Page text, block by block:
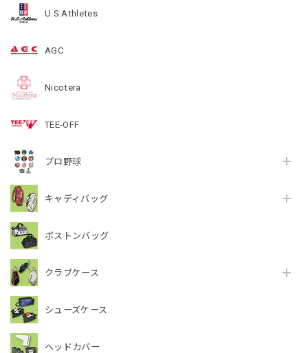
U.S.Athletes
AGC
Nicotera
TEE-OFF
プロ野球
キャディバッグ
ボストンバッグ
クラブケース
シューズケース
ヘッドカバー